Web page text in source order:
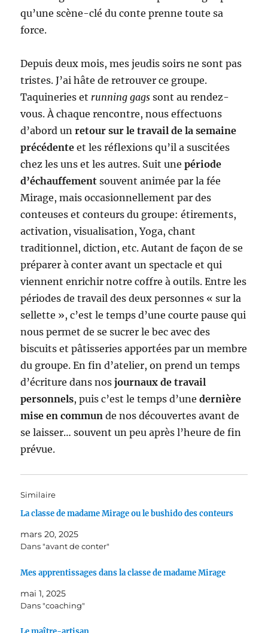
qu’une scène-clé du conte prenne toute sa
force.
Depuis deux mois, mes jeudis soirs ne sont pas
tristes. J’ai hâte de retrouver ce groupe.
Taquineries et running gags sont au rendez-
vous. À chaque rencontre, nous effectuons
d’abord unretour sur le travail de la semaine
précédente et les réflexions qu’il a suscitées
chez les uns et les autres. Suit unepériode
d’échauffement souvent animée par la fée
Mirage, mais occasionnellement par des
conteuses et conteurs du groupe: étirements,
activation, visualisation, Yoga, chant
traditionnel, diction, etc. Autant de façon de se
préparer à conter avant un spectacle et qui
viennent enrichir notre coffre à outils. Entre les
périodes de travail des deux personnes « sur la
sellette », c’est le temps d’une courte pause qui
nous permet de se sucrer le bec avec des
biscuits et pâtisseries apportées par un membre
du groupe. En fin d’atelier, on prend un temps
d’écriture dans nosjournaux de travail
personnels, puis c’est le temps d’unedernière
mise en communde nos découvertes avant de
se laisser… souvent un peu après l’heure de fin
prévue.
Similaire
La classe de madame Mirage ou le bushido des conteurs
mars 20, 2025
Dans "avant de conter"
Mes apprentissages dans la classe de madame Mirage
mai 1, 2025
Dans "coaching"